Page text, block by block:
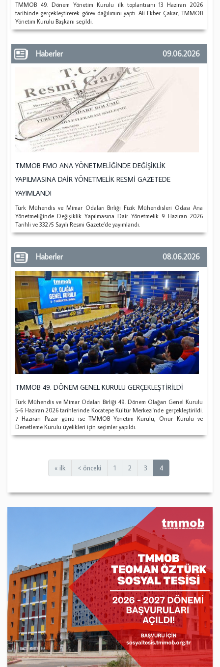
TMMOB 49. Dönem Yönetim Kurulu ilk toplantısını 13 Haziran 2026
tarihinde gerçekleştirerek görev dağılımını yaptı. Ali Ekber Çakar, TMMOB
Yönetim Kurulu Başkanı seçildi.
Haberler 09.06.2026
TMMOB FMO ANA YÖNETMELİĞİNDE DEĞİŞİKLİK
YAPILMASINA DAİR YÖNETMELİK RESMİ GAZETEDE
YAYIMLANDI
Türk Mühendis ve Mimar Odaları Birliği Fizik Mühendisleri Odası Ana
Yönetmeliğinde Değişiklik Yapılmasına Dair Yönetmelik 9 Haziran 2026
Tarihli ve 33275 Sayılı Resmi Gazete’de yayımlandı.
Haberler 08.06.2026
TMMOB 49. DÖNEM GENEL KURULU GERÇEKLEŞTİRİLDİ
Türk Mühendis ve Mimar Odaları Birliği 49. Dönem Olağan Genel Kurulu
5-6 Haziran 2026 tarihlerinde Kocatepe Kültür Merkezi'nde gerçekleştirildi.
7 Haziran Pazar günü ise TMMOB Yönetim Kurulu, Onur Kurulu ve
Denetleme Kurulu üyelikleri için seçimler yapıldı.
« ilk < önceki 1 2 3 4